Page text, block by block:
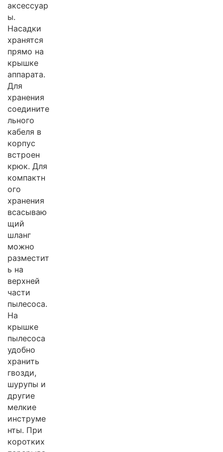
аксессуар
ы.
Насадки
хранятся
прямо на
крышке
аппарата.
Для
хранения
соедините
льного
кабеля в
корпус
встроен
крюк. Для
компактн
ого
хранения
всасываю
щий
шланг
можно
разместит
ь на
верхней
части
пылесоса.
На
крышке
пылесоса
удобно
хранить
гвозди,
шурупы и
другие
мелкие
инструме
нты. При
коротких